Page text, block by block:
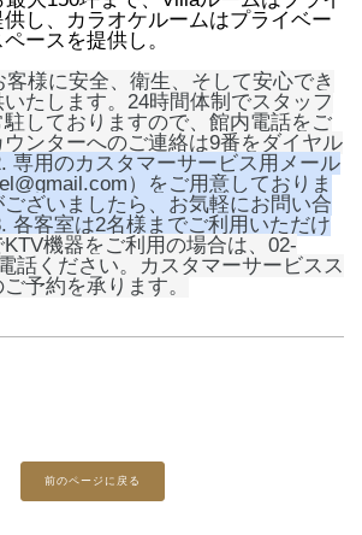
し、カラオケルームはプライベー
ースを提供し。
様に安全、衛生、そして安心でき
たします。24時間体制でスタッフ
しておりますので、館内電話をご
ンターへのご連絡は9番をダイヤル
専用のカスタマーサービス用メール
）をご用意しておりま
ざいましたら、お気軽にお問い合
各客室は2名様までご利用いただけ
機器をご利用の場合は、02-
話ください。カスタマーサービスス
予約を承ります。
前のページに戻る